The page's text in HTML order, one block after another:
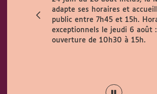
adapte ses horaires et
public entre 7h45 et 15h.
exceptionnels le jeudi 6 août :
ouverture de 10h30 à 15h.